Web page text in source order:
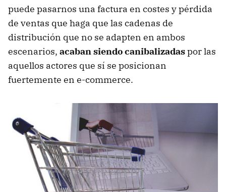
puede pasarnos una factura en costes y pérdida
de ventas que haga que las cadenas de
distribución que no se adapten en ambos
escenarios, acaban siendo canibalizadaspor las
aquellos actores que sí se posicionan
fuertemente en e-commerce.